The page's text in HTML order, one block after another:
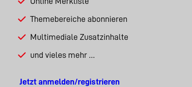
Themebereiche abonnieren
Multimediale Zusatzinhalte
und vieles mehr …
Jetzt anmelden/registrieren